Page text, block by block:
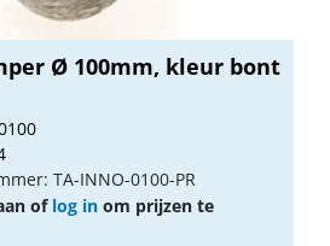
Ø 100mm, kleur bont
TA-INNO-0100-PR
of log in om prijzen te